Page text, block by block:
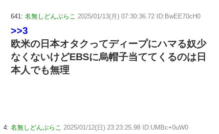
641: 名無しどんぶらこ 2025/01/13(月) 07:30:36.72 ID:BwEE70cH0
>>3
欧米の日本オタクってディープにハマる奴少
なくないけどEBSに烏帽子当ててくるのは日
本人でも無理
4: 名無しどんぶらこ 2025/01/12(日) 23:23:25.98 ID:UMBc+0uW0